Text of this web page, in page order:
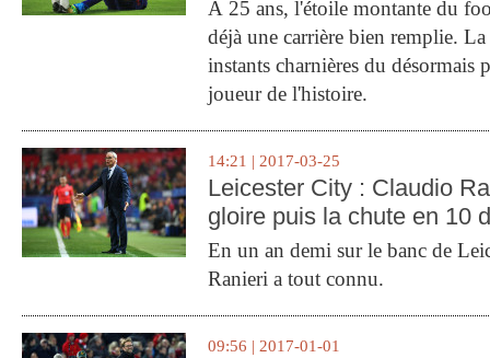
À 25 ans, l'étoile montante du
déjà une carrière bien remplie.
instants charnières du désormais
joueur de l'histoire.
14:21 | 2017-03-25
Leicester City : Claudio
gloire puis la chute en 10
En un an demi sur le banc de
Ranieri a tout connu.
09:56 | 2017-01-01